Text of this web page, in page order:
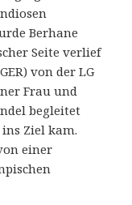
Berhane
Seite verlief
von der LG
Frau und
begleitet
Ziel kam.
einer